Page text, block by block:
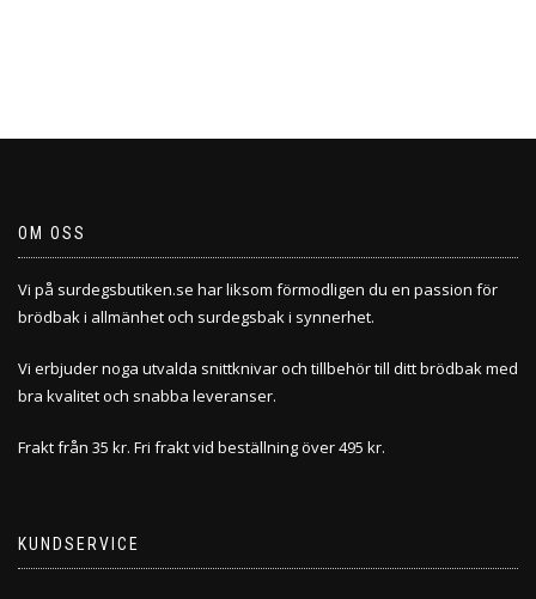
OM OSS
Vi på surdegsbutiken.se har liksom förmodligen du en passion för
brödbak i allmänhet och surdegsbak i synnerhet.
Vi erbjuder noga utvalda snittknivar och tillbehör till ditt brödbak med
bra kvalitet och snabba leveranser.
Frakt från 35 kr. Fri frakt vid beställning över 495 kr.
KUNDSERVICE